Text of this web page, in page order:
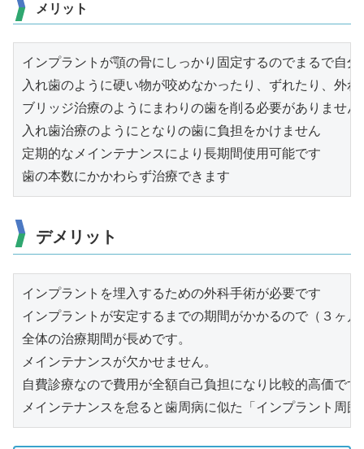
メリット
インプラントが顎の骨にしっかり固定するのでまるで自
入れ歯のように硬い物が咬めなかったり、ずれたり、外
ブリッジ治療のようにまわりの歯を削る必要がありません
入れ歯治療のようにとなりの歯に負担をかけません
定期的なメインテナンスにより長期間使用可能です
歯の本数にかかわらず治療できます
デメリット
インプラントを埋入するための外科手術が必要です
インプラントが安定するまでの期間がかかるので（３ヶ月
全体の治療期間が長めです。
メインテナンスが欠かせません。
自費診療なので費用が全額自己負担になり比較的高価です
メインテナンスを怠ると歯周病に似た「インプラント周